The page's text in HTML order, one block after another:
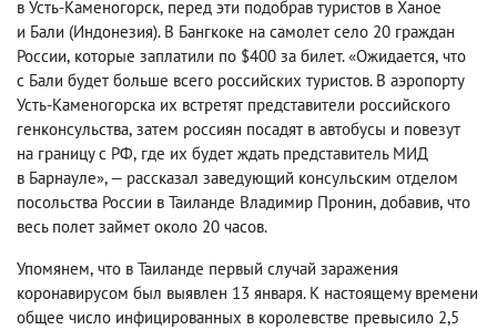
в Усть-Каменогорск, перед эти подобрав туристов в Ханое
и Бали (Индонезия). В Бангкоке на самолет село 20 граждан
России, которые заплатили по $400 за билет. «Ожидается, что
с Бали будет больше всего российских туристов. В аэропорту
Усть-Каменогорска их встретят представители российского
генконсульства, затем россиян посадят в автобусы и повезут
на границу с РФ, где их будет ждать представитель МИД
в Барнауле», — рассказал заведующий консульским отделом
посольства России в Таиланде Владимир Пронин, добавив, что
весь полет займет около 20 часов.
Упомянем, что в Таиланде первый случай заражения
коронавирусом был выявлен 13 января. К настоящему времени
общее число инфицированных в королевстве превысило 2,5